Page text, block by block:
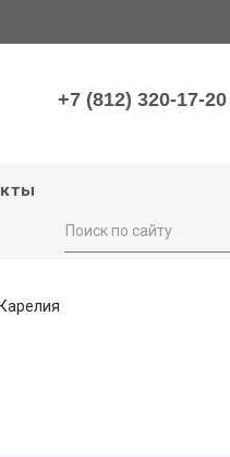
+7 (812) 320-17-20